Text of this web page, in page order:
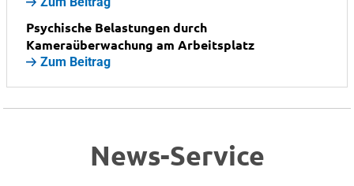
Psychische Belastungen durch
Kameraüberwachung am Arbeitsplatz
Zum Beitrag
News-Service